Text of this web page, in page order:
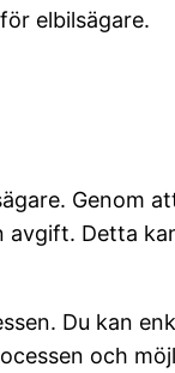
elbilsägare.
Genom
Detta
Du kan
och